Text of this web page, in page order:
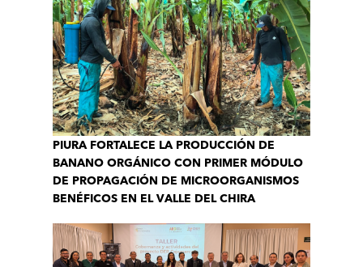
PIURA FORTALECE LA PRODUCCIÓN DE
BANANO ORGÁNICO CON PRIMER MÓDULO
DE PROPAGACIÓN DE MICROORGANISMOS
BENÉFICOS EN EL VALLE DEL CHIRA